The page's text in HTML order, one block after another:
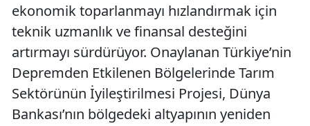
ekonomik toparlanmayı hızlandırmak için
teknik uzmanlık ve finansal desteğini
artırmayı sürdürüyor. Onaylanan Türkiye’nin
Depremden Etkilenen Bölgelerinde Tarım
Sektörünün İyileştirilmesi Projesi, Dünya
Bankası’nın bölgedeki altyapının yeniden